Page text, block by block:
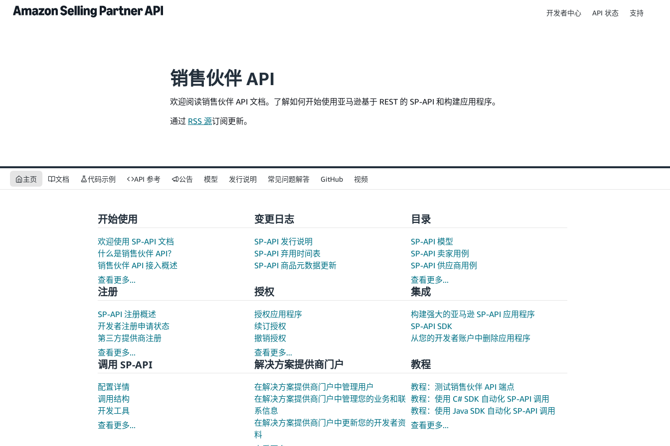
开发者中心 API 状态 支持
销售伙伴 API
欢迎阅读销售伙伴 API 文档。了解如何开始使用亚马逊基于 REST 的 SP-API 和构建应用程序。
通过 RSS 源订阅更新。
主页 文档 代码示例 API 参考 公告 模型 发行说明 常见问题解答 GitHub 视频
开始使用
欢迎使用 SP-API 文档
什么是销售伙伴 API？
销售伙伴 API 接入概述
查看更多...
变更日志
SP-API 发行说明
SP-API 弃用时间表
SP-API 商品元数据更新
目录
SP-API 模型
SP-API 卖家用例
SP-API 供应商用例
查看更多...
注册
SP-API 注册概述
开发者注册申请状态
第三方提供商注册
查看更多...
授权
授权应用程序
续订授权
撤销授权
查看更多...
集成
构建强大的亚马逊 SP-API 应用程序
SP-API SDK
从您的开发者账户中删除应用程序
调用 SP-API
配置详情
调用结构
开发工具
查看更多...
解决方案提供商门户
在解决方案提供商门户中管理用户
在解决方案提供商门户中管理您的业务和联
系信息
在解决方案提供商门户中更新您的开发者资
料
教程
教程：测试销售伙伴 API 端点
教程：使用 C# SDK 自动化 SP-API 调用
教程：使用 Java SDK 自动化 SP-API 调用
查看更多...